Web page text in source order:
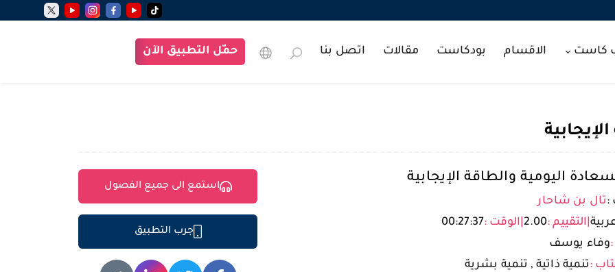
كاست الاقسام بودكاست مقالات اتصل بنا حمّل التطبيق الآن
اليومية والطاقة الإيجابية
:تال بن شاحار
التقييم :2.00 الوقت :00:27:37
وفاء يوسف
:تنمية ذاتية , تنمية بشرية
استمع الى جميع الفصول
جرب التطبيق